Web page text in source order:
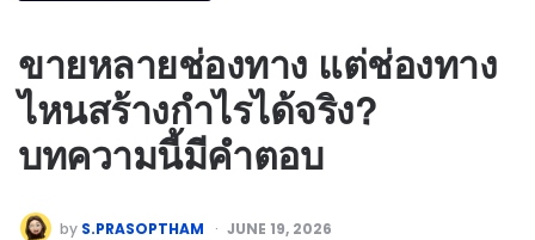
ขายหลายช่องทาง แต่ช่องทาง
ไหนสร้างกำไรได้จริง?
บทความนี้มีคำตอบ
by S.PRASOPTHAM JUNE 19, 2026